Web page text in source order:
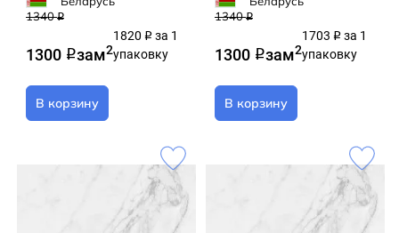
1340q
1300 qзам2
1820 q за 1
упаковку
В корзину
1340q
1300 qзам2
1703 q за 1
упаковку
В корзину